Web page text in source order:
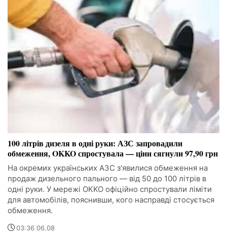
100 літрів дизеля в одні руки: АЗС запровадили
обмеження, OKKO спростувала — ціни сягнули 97,90 грн
На окремих українських АЗС з'явилися обмеження на
продаж дизельного пального — від 50 до 100 літрів в
одні руки. У мережі OKKO офіційно спростували ліміти
для автомобілів, пояснивши, кого насправді стосується
обмеження.
03:36 06.08